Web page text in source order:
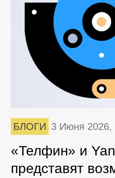
БЛОГИ 3 Июня 2026,
«Телфин» и
представят